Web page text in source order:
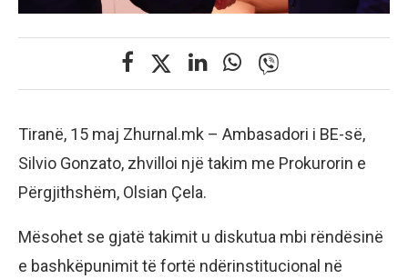
Tiranë, 15 maj Zhurnal.mk – Ambasadori i BE-së,
Silvio Gonzato, zhvilloi një takim me Prokurorin e
Përgjithshëm, Olsian Çela.
Mësohet se gjatë takimit u diskutua mbi rëndësinë
e bashkëpunimit të fortë ndërinstitucional në